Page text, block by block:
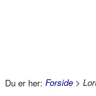
Du er her: Forside >